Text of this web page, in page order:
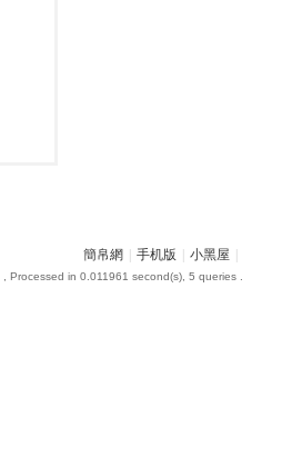
簡帛網 手机版 小黑屋
, Processed in 0.011961 second(s), 5 queries .